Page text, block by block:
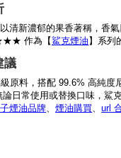
以清新濃郁的果香著稱，
作為【鯊克煙油】系列
議
原料，搭配 99.6% 高純
日常使用或替換口味，鯊
煙油品牌、煙油購買、url